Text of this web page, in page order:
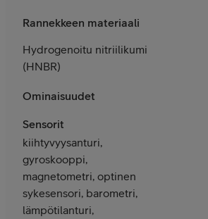
Rannekkeen materiaali
Hydrogenoitu nitriilikumi
(HNBR)
Ominaisuudet
Sensorit
kiihtyvyysanturi,
gyroskooppi,
magnetometri, optinen
sykesensori, barometri,
lämpötilanturi,